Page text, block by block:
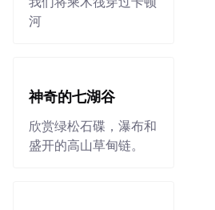
河
神奇的七湖谷
欣赏绿松石碟，瀑布和
盛开的高山草甸链。